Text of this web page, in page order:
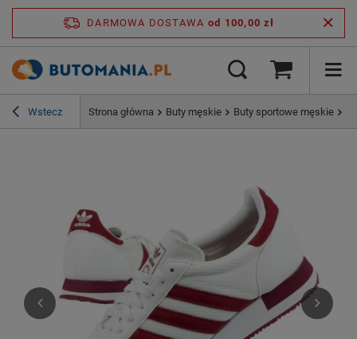
DARMOWA DOSTAWA od 100,00 zł
Wstecz Strona główna Buty męskie Buty sportowe męskie